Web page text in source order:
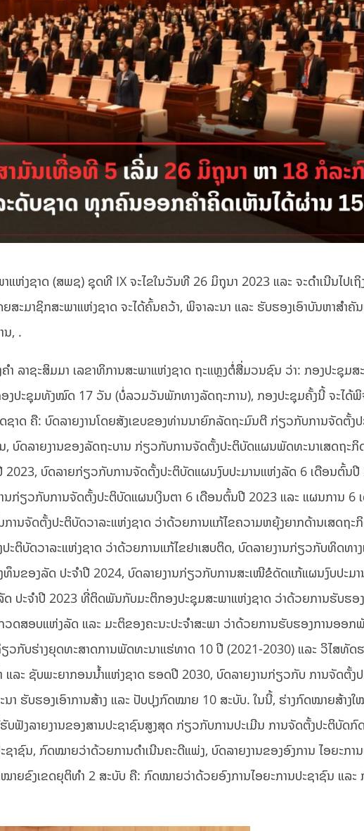
ຫ່ງຊາດ (ສພຊ) ຊຸດທີ IX ຈະໄຂໃນວັນທີ 26 ມິຖຸນາ 2023 ແລະ ຈະດໍາເນີນໄປເ
ະມາຊິກສະພາແຫ່ງຊາດ ຈະໄດ້ຄົ້ນຄວ້າ, ພິຈາລະນາ ແລະ ຮັບຮອງເອົາບັນຫາສຳຄັ
ນ, .
າ ລາຊະສິມມາ ເລຂາທິການສະພາແຫ່ງຊາດ ຖະແຫຼງຕໍ່ສື່ມວນຊົນ ວ່າ: ກອງປະຊຸມ
ງປະຊຸມທັງໝົດ 17 ວັນ (ບໍ່ລວມວັນພັກທາງລັດຖະການ), ກອງປະຊຸມຄັ້ງນີ້ ຈະໄດ້ພິ
ຊາດ ຄື: ບົດລາຍງານໂດຍສັງເຂບຂອງທ່ານນາຍົກລັດຖະມົນຕີ ກ່ຽວກັບການຈັດຕັ້ງ
ບົດລາຍງານຂອງລັດຖະບານ ກ່ຽວກັບການຈັດຕັ້ງປະຕິບັດແຜນພັດທະນາເສດຖະ
ບົດລາຍກ່ຽວກັບການຈັດຕັ້ງປະຕິບັດແຜນງົບປະມານແຫ່ງລັດ 6 ເດືອນຕົ້ນປີ
ກ່ຽວກັບການຈັດຕັ້ງປະຕິບັດແຜນເງິນຕາ 6 ເດືອນຕົ້ນປີ 2023 ແລະ ແຜນການ 6
ນຈັດຕັ້ງປະຕິບັດວາລະແຫ່ງຊາດ ວ່າດ້ວຍການແກ້ໄຂຄວາມຫຍຸ້ງຍາກດ້ານເສດຖະ
ະຕິບັດວາລະແຫ່ງຊາດ ວ່າດ້ວຍການແກ້ໄຂຢາເສບຕິດ, ບົດລາຍງານກ່ຽວກັບທິດທາ
ທຶນຂອງລັດ ປະຈໍາປີ 2024, ບົດລາຍງານກ່ຽວກັບການສະເໜີຂໍດັດແກ້ແຜນງົບປະມ
ປະຈໍາປີ 2023 ທີ່ຕິດພັນກັບມະຕິກອງປະຊຸມສະພາແຫ່ງຊາດ ວ່າດ້ວຍການຮັບຮອ
ດສອບແຫ່ງລັດ ແລະ ມະຕິຂອງຄະນະປະຈໍາສະພາ ວ່າດ້ວຍການຮັບຮອງການອອ
ວກັບຮ່າງຍຸດທະສາດການພັດທະນາແຮ່ທາດ 10 ປີ (2021-2030) ແລະ ວິໄສທັດ
ແລະ ຊັບພະຍາກອນນໍ້າແຫ່ງຊາດ ຮອດປີ 2030, ບົດລາຍງານກ່ຽວກັບ ການຈັດຕັ້ງ
ຮັບຮອງເອົາການສ້າງ ແລະ ປັບປຸງກົດໝາຍ 10 ສະບັບ. ໃນນີ້, ຮ່າງກົດໝາຍສ້າງໃ
ຟັງລາຍງານຂອງສານປະຊາຊົນສູງສຸດ ກ່ຽວກັບການປະເມີນ ການຈັດຕັ້ງປະຕິບັດກົ
ຊົນ, ກົດໝາຍວ່າດ້ວຍການດໍາເນີນຄະດີແພ່ງ, ບົດລາຍງານຂອງອົງການ ໄອຍະກາ
າຍຂົງເຂດຍຸຕິທໍາ 2 ສະບັບ ຄື: ກົດໝາຍວ່າດ້ວຍອົງການໄອຍະການປະຊາຊົນ ແລ